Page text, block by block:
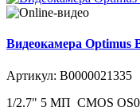
Видеокамера Optimus
Артикул: В0000021335
1/2.7" 5 МП CMOS